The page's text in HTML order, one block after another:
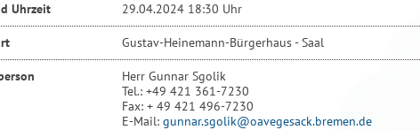
Uhrzeit 29.04.2024 18:30 Uhr
Gustav-Heinemann-Bürgerhaus - Saal
Herr Gunnar Sgolik
Tel.: +49 421 361-7230
Fax: + 49 421 496-7230
E-Mail: gunnar.sgolik@oavegesack.bremen.de